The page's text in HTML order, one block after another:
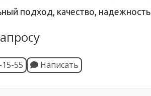
подход, качество, надежность
55 Написать